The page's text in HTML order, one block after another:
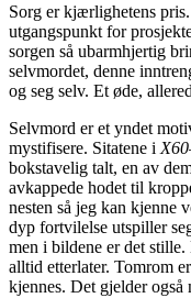
Sorg er kjærlighetens
utgangspunkt for
sorgen så ubarmhjertig
selvmordet, denne
og seg selv. Et øde,
Selvmord er et yndet
mystifisere. Sitatene i
bokstavelig talt, en av
avkappede hodet til
nesten så jeg kan kjenne
dyp fortvilelse utspiller
men i bildene er det
alltid etterlater. Tomrom
kjennes. Det gjelder også